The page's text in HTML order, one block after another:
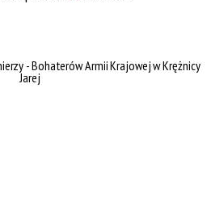
- Bohaterów Armii Krajowej w Krężnicy
Jarej